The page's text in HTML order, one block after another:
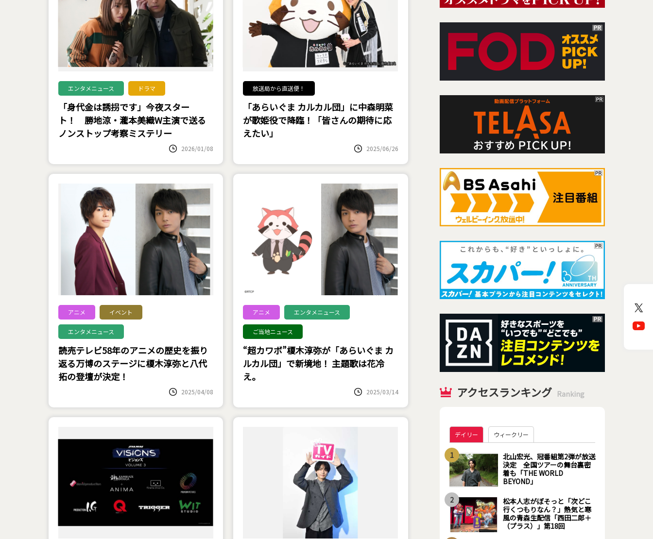
エンタメニュース ドラマ
「身代金は誘拐です」今夜スター
ト！ 勝地涼・瀧本美織W主演で送る
ノンストップ考察ミステリー
2026/01/08
放送局から直送便！
「あらいぐま カルカル団」に中森明菜
が歌姫役で降臨！「皆さんの期待に応
えたい」
2025/06/26
アニメ イベント
エンタメニュース
読売テレビ58年のアニメの歴史を振り
返る万博のステージに榎木淳弥と八代
拓の登壇が決定！
2025/04/08
アニメ エンタメニュース
ご当地ニュース
“超カワボ”榎木淳弥が「あらいぐま カ
ルカル団」で新境地！ 主題歌は花冷
え。
2025/03/14 アクセスランキング Ranking
デイリー ウィークリー
1
北山宏光、冠番組第2弾が放送
決定 全国ツアーの舞台裏密
着も「THE WORLD
BEYOND」
2
松本人志がぼそっと「次どこ
行くつもりなん？」熱気と寒
風の青森生配信「西田二郎＋
（プラス）」第18回